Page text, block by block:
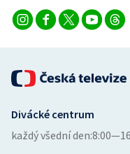
Veslování
Ostatní
Divácké centrum
každý všední den: